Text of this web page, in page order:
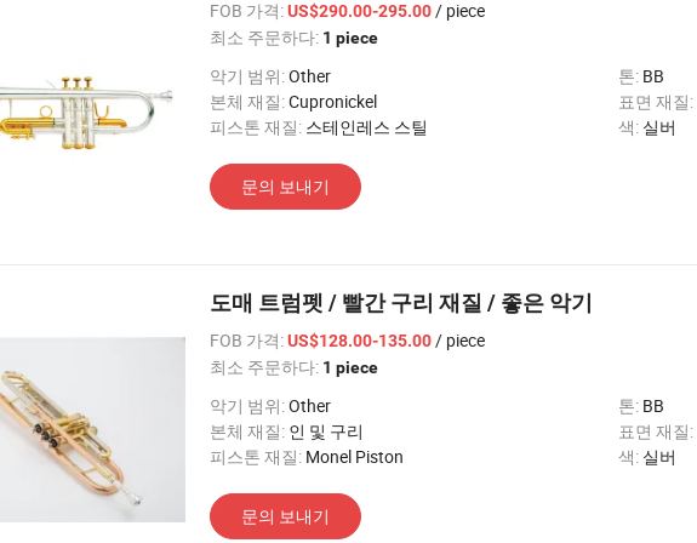
FOB 가격:US$290.00-295.00/ piece
최소 주문하다: 1 piece
악기 범위:Other 톤: BB
본체 재질:Cupronickel 표면 재질:
피스톤 재질: 스테인레스 스틸 색: 실버
문의 보내기
도매 트럼펫 / 빨간 구리 재질 / 좋은 악기
FOB 가격:US$128.00-135.00/ piece
최소 주문하다: 1 piece
악기 범위:Other 톤: BB
본체 재질: 인 및 구리 표면 재질:
피스톤 재질: Monel Piston 색: 실버
문의 보내기